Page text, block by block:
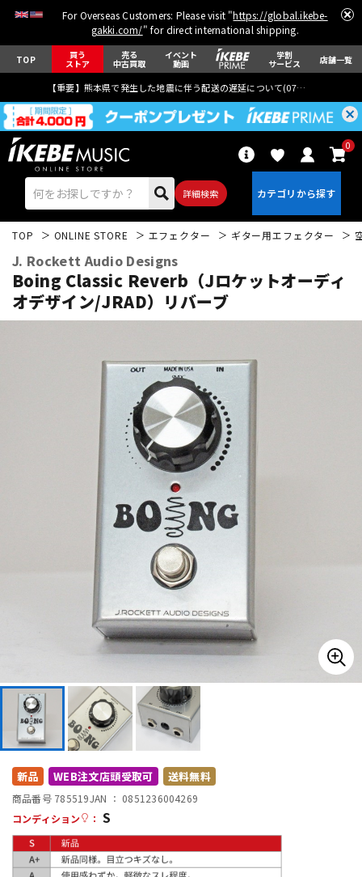
For Overseas Customers: Please visit "https://global.ikebe-
gakki.com/" for direct international shipping.
TOP 買う
ストア
売る
中古買取
イベント
動画
学割
サービス 店舗一覧
【重要】熊本県で発生した地震に伴う配送の遅延について(07月29日
詳細検索
0
キーボード
管楽器
アンプ エフェクター
DTM オンライン納品
配信/ライブ機器
中古 ヴィンテージ
TOP ONLINE STORE エフェクター ギター用エフェクター
J. Rockett Audio Designs
Boing Classic Reverb（Jロケットオーディ
オデザイン/JRAD）リバーブ
新品 WEB注文店頭受取可 送料無料
商品番号 785519JAN ： 0851236004269
コンディション
： S